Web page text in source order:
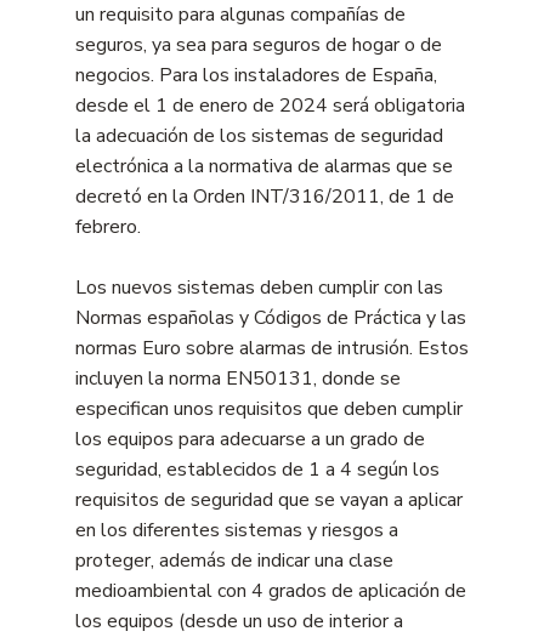
un requisito para algunas compañías de
seguros, ya sea para seguros de hogar o de
negocios. Para los instaladores de España,
desde el 1 de enero de 2024 será obligatoria
la adecuación de los sistemas de seguridad
electrónica a la normativa de alarmas que se
decretó en la Orden INT/316/2011, de 1 de
febrero.
Los nuevos sistemas deben cumplir con las
Normas españolas y Códigos de Práctica y las
normas Euro sobre alarmas de intrusión. Estos
incluyen la norma EN50131, donde se
especifican unos requisitos que deben cumplir
los equipos para adecuarse a un grado de
seguridad, establecidos de 1 a 4 según los
requisitos de seguridad que se vayan a aplicar
en los diferentes sistemas y riesgos a
proteger, además de indicar una clase
medioambiental con 4 grados de aplicación de
los equipos (desde un uso de interior a